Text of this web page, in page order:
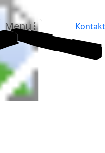
Menu Kontakt